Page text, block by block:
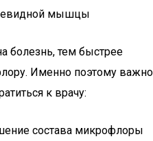
мышцы
болезнь, тем быстрее
Именно поэтому важно
к врачу:
состава микрофлоры